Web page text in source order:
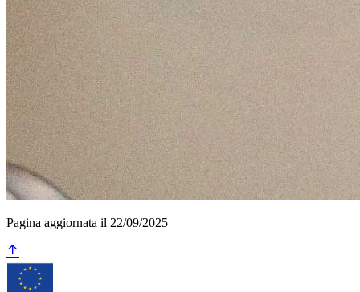
Pagina aggiornata il 22/09/2025